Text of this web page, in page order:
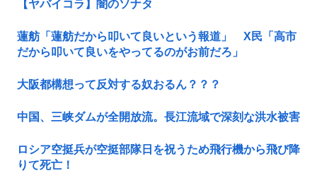
【ヤバイコラ】闇のソナタ
蓮舫「蓮舫だから叩いて良いという報道」 X民「高市
だから叩いて良いをやってるのがお前だろ」
大阪都構想って反対する奴おるん？？？
中国、三峡ダムが全開放流。長江流域で深刻な洪水被害
ロシア空挺兵が空挺部隊日を祝うため飛行機から飛び降
りて死亡！